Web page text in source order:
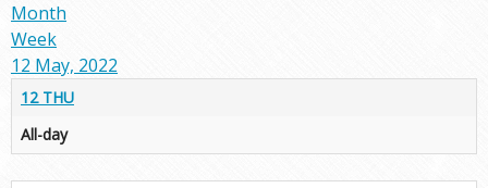
Month
Week
12 May, 2022
12 THU
All-day